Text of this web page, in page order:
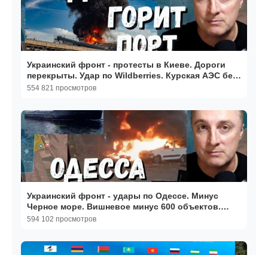
Украинский фронт - протесты в Киеве. Дороги
перекрыты. Удар по Wildberries. Курская АЭС без
света.
554 821 просмотров
Украинский фронт - удары по Одессе. Минус
Черное море. Вишневое минус 600 объектов.
17.07.26
594 102 просмотров